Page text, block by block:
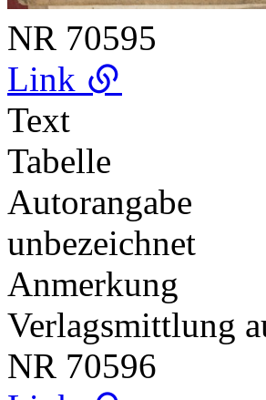
NR 70595
Link
Text
Tabelle
Autorangabe
unbezeichnet
Anmerkung
Verlagsmittlung
NR 70596